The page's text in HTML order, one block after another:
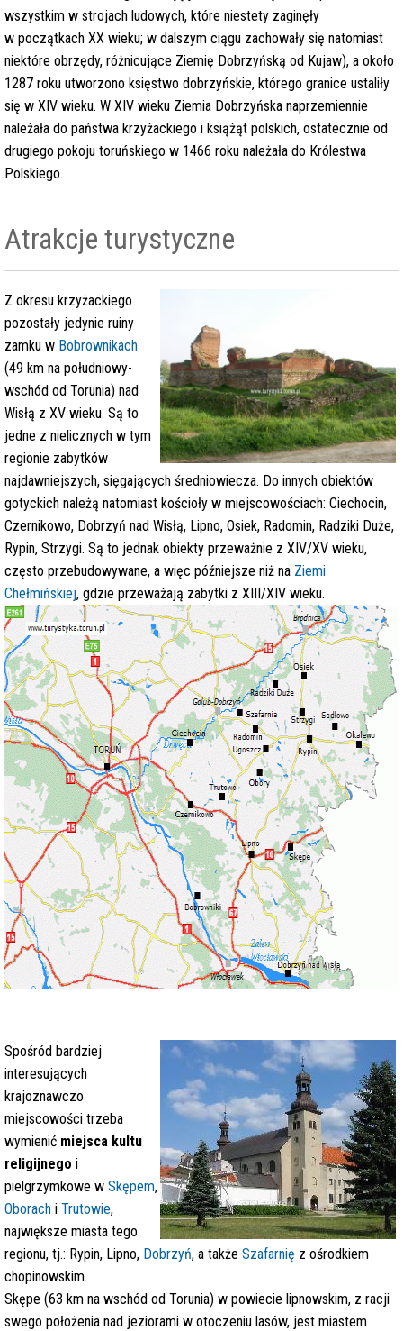
wszystkim w strojach ludowych, które niestety zaginęły
w początkach XX wieku; w dalszym ciągu zachowały się natomiast
niektóre obrzędy, różnicujące Ziemię Dobrzyńską od Kujaw), a około
1287 roku utworzono księstwo dobrzyńskie, którego granice ustaliły
się w XIV wieku. W XIV wieku Ziemia Dobrzyńska naprzemiennie
należała do państwa krzyżackiego i książąt polskich, ostatecznie od
drugiego pokoju toruńskiego w 1466 roku należała do Królestwa
Polskiego.
Atrakcje turystyczne
Z okresu krzyżackiego
pozostały jedynie ruiny
zamku w Bobrownikach
(49 km na południowy-
wschód od Torunia) nad
Wisłą z XV wieku. Są to
jedne z nielicznych w tym
regionie zabytków
najdawniejszych, sięgających średniowiecza. Do innych obiektów
gotyckich należą natomiast kościoły w miejscowościach: Ciechocin,
Czernikowo, Dobrzyń nad Wisłą, Lipno, Osiek, Radomin, Radziki Duże,
Rypin, Strzygi. Są to jednak obiekty przeważnie z XIV/XV wieku,
często przebudowywane, a więc późniejsze niż na Ziemi
Chełmińskiej, gdzie przeważają zabytki z XIII/XIV wieku.
Spośród bardziej
interesujących
krajoznawczo
miejscowości trzeba
wymienić miejsca kultu
religijnego i
pielgrzymkowe w Skępem,
Oborach i Trutowie,
największe miasta tego
regionu, tj.: Rypin, Lipno, Dobrzyń, a także Szafarnię z ośrodkiem
chopinowskim.
Skępe (63 km na wschód od Torunia) w powiecie lipnowskim, z racji
swego położenia nad jeziorami w otoczeniu lasów, jest miastem